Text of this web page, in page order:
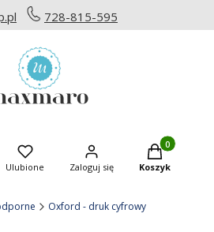
728-815-595
Ulubione Zaloguj się
Produkty w
Koszyk
Oxford - druk cyfrowy